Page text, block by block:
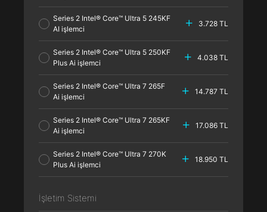
Series 2 Intel® Core™ Ultra 5 245KF
AI işlemci
3.728 TL
Series 2 Intel® Core™ Ultra 5 250KF
Plus Ai işlemci
4.038 TL
Series 2 Intel® Core™ Ultra 7 265F
Ai işlemci
14.787 TL
Series 2 Intel® Core™ Ultra 7 265KF
Ai işlemci
17.086 TL
Series 2 Intel® Core™ Ultra 7 270K
Plus Ai işlemci
18.950 TL
İşletim Sistemi